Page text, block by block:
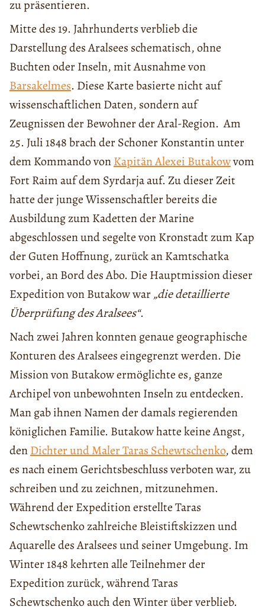
zu präsentieren.
Mitte des 19. Jahrhunderts verblieb die
Darstellung des Aralsees schematisch, ohne
Buchten oder Inseln, mit Ausnahme von
Barsakelmes. Diese Karte basierte nicht auf
wissenschaftlichen Daten, sondern auf
Zeugnissen der Bewohner der Aral-Region. Am
25. Juli 1848 brach der Schoner Konstantin unter
dem Kommando vonKapitän Alexei Butakowvom
Fort Raim auf dem Syrdarja auf. Zu dieser Zeit
hatte der junge Wissenschaftler bereits die
Ausbildung zum Kadetten der Marine
abgeschlossen und segelte von Kronstadt zum Kap
der Guten Hoffnung, zurück an Kamtschatka
vorbei, an Bord des Abo. Die Hauptmission dieser
Expedition von Butakow war„die detaillierte
Überprüfung des Aralsees“.
Nach zwei Jahren konnten genaue geographische
Konturen des Aralsees eingegrenzt werden. Die
Mission von Butakow ermöglichte es, ganze
Archipel von unbewohnten Inseln zu entdecken.
Man gab ihnen Namen der damals regierenden
königlichen Familie. Butakow hatte keine Angst,
denDichter und Maler Taras Schewtschenko, dem
es nach einem Gerichtsbeschluss verboten war, zu
schreiben und zu zeichnen, mitzunehmen.
Während der Expedition erstellte Taras
Schewtschenko zahlreiche Bleistiftskizzen und
Aquarelle des Aralsees und seiner Umgebung. Im
Winter 1848 kehrten alle Teilnehmer der
Expedition zurück, während Taras
Schewtschenko auch den Winter über verblieb.